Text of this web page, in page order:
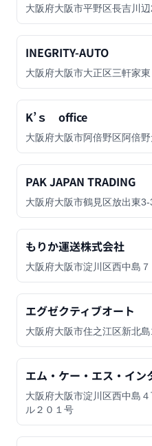
大阪府大阪市平野区長吉川
INEGRITY-AUTO
大阪府大阪市大正区三軒家
K’ｓ office
大阪府大阪市阿倍野区阿倍
PAK JAPAN TRADING
大阪府大阪市鶴見区放出東
もりか運送株式会社
大阪府大阪市淀川区西中島
エグゼクティブオート
大阪府大阪市住之江区新北
エム・ケー・エス・イン
大阪府大阪市淀川区西中島
ル２０１号